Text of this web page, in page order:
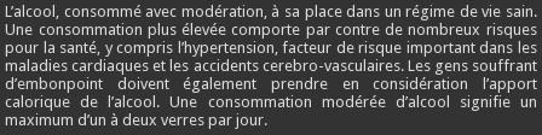
L’alcool, consommé avec modération, à sa place dans un régime de vie sain.
Une consommation plus élevée comporte par contre de nombreux risques
pour la santé, y compris l’hypertension, facteur de risque important dans les
maladies cardiaques et les accidents cerebro-vasculaires. Les gens souffrant
d’embonpoint doivent également prendre en considération l’apport
calorique de l’alcool. Une consommation modérée d’alcool signifie un
maximum d’un à deux verres par jour.